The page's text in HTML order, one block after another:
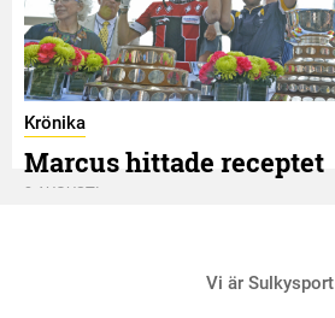
Krönika
Marcus hittade receptet
9 AUGUSTI
Vi är Sulkysport